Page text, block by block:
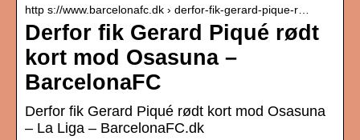
http s://www.barcelonafc.dk › derfor-fik-gerard-pique-r…
Derfor fik Gerard Piqué rødt
kort mod Osasuna –
BarcelonaFC
Derfor fik Gerard Piqué rødt kort mod Osasuna
– La Liga – BarcelonaFC.dk